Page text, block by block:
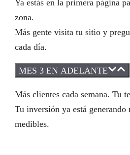
Ya estás en la primera página
zona.
Más gente visita tu sitio y
cada día.
MES 3 EN ADELANTE
Más clientes cada semana. Tu
Tu inversión ya está generando
medibles.